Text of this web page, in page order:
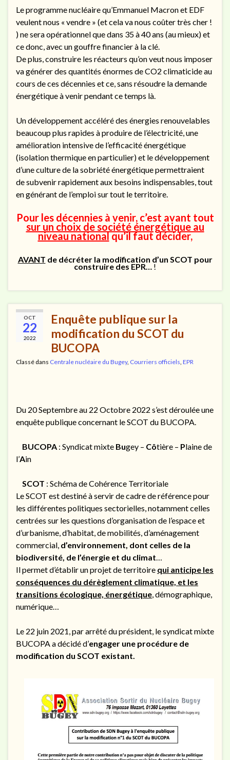
Le programme nucléaire qu’Emmanuel Macron et EDF
veulent nous « vendre » (et cela va nous coûter très cher !
) ne sera opérationnel que dans 35 à 40 ans (au mieux) et
ce donc, avec un gouffre financier à la clé.
De plus, construire les réacteurs qu’on veut nous imposer
va générer des quantités énormes de CO2 climaticide au
cours de ces décennies et ce, sans résoudre la demande
énergétique à venir pendant ce temps là.
Un développement accéléré des énergies renouvelables
beaucoup plus rapides à produire de l’électricité, une
amélioration intensive de l’efficacité énergétique
(isolation thermique en particulier) et le développement
d’une culture de la sobriété énergétique permettraient
de subvenir rapidement aux besoins indispensables, tout
en générant de l’emploi sur tout le territoire.
Pour les décennies à venir, c’est avant tout
sur un choix de société énergétique au
niveau nationalqu’il faut décider,
AVANT de décréter la modification d’un SCOT pour
construire des EPR… !
OCT
22
2022
Enquête publique sur la
modification du SCOT du
BUCOPA
Classé dans Centrale nucléaire du Bugey, Courriers officiels EPR
Du 20 Septembre au 22 Octobre 2022 s’est déroulée une
enquête publique concernant le SCOT du BUCOPA.
BUCOPA : Syndicat mixte Bugey – Côtière – Plaine de
l’Ain
SCOT : Schéma de Cohérence Territoriale
Le SCOT est destiné à servir de cadre de référence pour
les différentes politiques sectorielles, notamment celles
centrées sur les questions d’organisation de l’espace et
d’urbanisme, d’habitat, de mobilités, d’aménagement
commercial, d’environnement, dont celles de la
biodiversité, de l’énergie et du climat…
Il permet d’établir un projet de territoire qui anticipe les
conséquences du dérèglement climatique, et les
transitions écologique, énergétique, démographique,
numérique…
Le 22 juin 2021, par arrêté du président, le syndicat mixte
BUCOPA a décidé d’engager une procédure de
modification du SCOT existant.